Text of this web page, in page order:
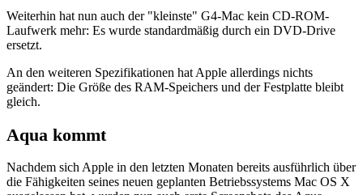
Weiterhin hat nun auch der "kleinste" G4-Mac kein CD-ROM-
Laufwerk mehr: Es wurde standardmäßig durch ein DVD-Drive
ersetzt.
An den weiteren Spezifikationen hat Apple allerdings nichts
geändert: Die Größe des RAM-Speichers und der Festplatte bleibt
gleich.
Aqua kommt
Nachdem sich Apple in den letzten Monaten bereits ausführlich über
die Fähigkeiten seines neuen geplanten Betriebssystems Mac OS X